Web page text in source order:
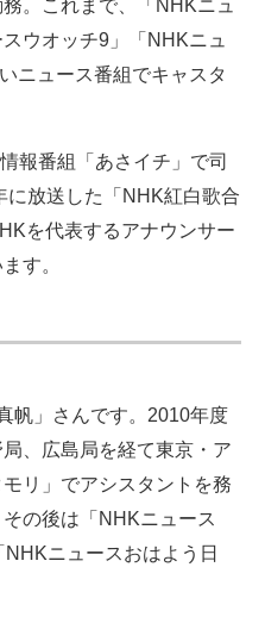
。これまで、「NHKニュ
ウオッチ9」「NHKニュ
ニュース番組でキャスタ
報番組「あさイチ」で司
放送した「NHK紅白歌合
を代表するアナウンサー
す。
帆」さんです。2010年度
、広島局を経て東京・ア
リ」でアシスタントを務
の後は「NHKニュース
ニュースおはよう日